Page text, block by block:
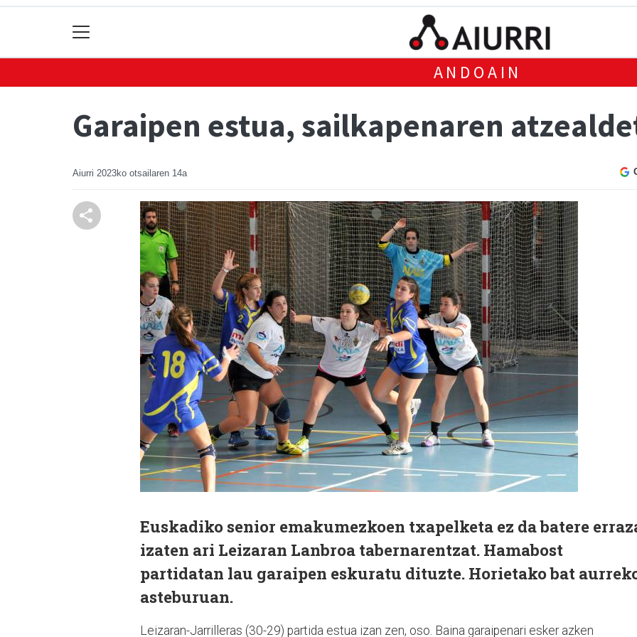
ANDOAIN
Garaipen estua, sailkapenaren
Aiurri 2023ko otsailaren 14a
Euskadiko senior emakumezkoen txapelketa ez da batere
izaten ari Leizaran Lanbroa tabernarentzat. Hamabost
partidatan lau garaipen eskuratu dituzte. Horietako bat
asteburuan.
Leizaran-Jarrilleras (30-29) partida estua izan zen, oso. Baina garaipenari esker azken